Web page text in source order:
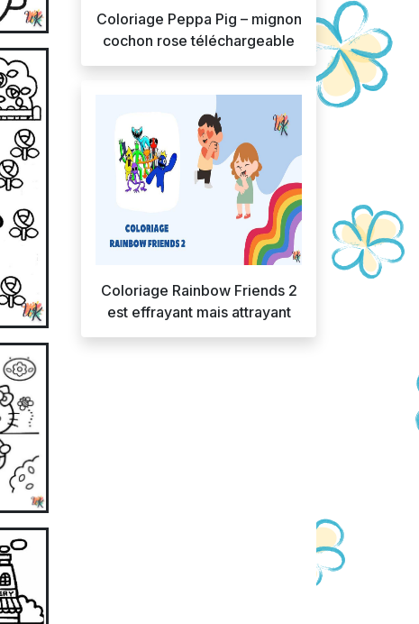
Coloriage Peppa Pig – mignon
cochon rose téléchargeable
Coloriage Rainbow Friends 2
est effrayant mais attrayant